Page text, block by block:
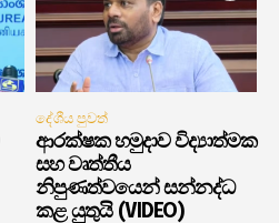
දේශීය පුවත්
ආරක්ෂක හමුදාව විද්‍යාත්මක
සහ වෘත්තීය
නිපුණත්වයෙන් සන්නද්ධ
කළ යුතුයි (VIDEO)